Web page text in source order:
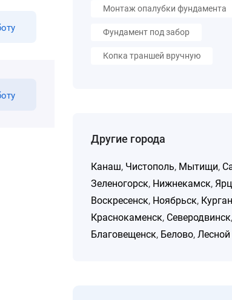
Монтаж опалубки фундамента
Фундамент под забор
Копка траншей вручную
Другие города
Канаш, Чистополь, Мытищи,
Зеленогорск, Нижнекамск,
Воскресенск, Ноябрьск, Курган
Краснокаменск, Северодвинск,
Благовещенск, Белово,Лесной